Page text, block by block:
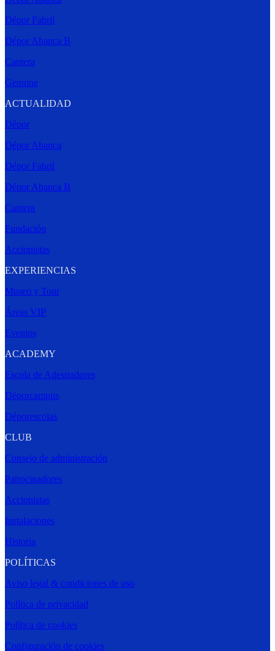
Dépor Fabril
Dépor Abanca B
Cantera
Genuine
ACTUALIDAD
Dépor
Dépor Abanca
Dépor Fabril
Dépor Abanca B
Cantera
Fundación
Accionistas
EXPERIENCIAS
Museo y Tour
Áreas VIP
Eventos
ACADEMY
Escola de Adestradores
Déporcampus
Déporescolas
CLUB
Consejo de administración
Patrocinadores
Accionistas
Instalaciones
Historia
POLÍTICAS
Aviso legal & condiciones de uso
Política de privacidad
Política de cookies
Configuración de cookies